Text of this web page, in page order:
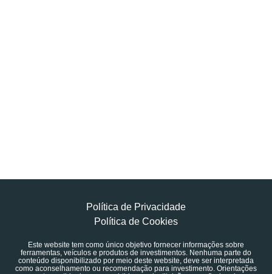
Política de Privacidade
Política de Cookies
Este website tem como único objetivo fornecer informações sobre
ferramentas, veículos e produtos de investimentos. Nenhuma parte do
conteúdo disponibilizado por meio deste website, deve ser interpretada
como aconselhamento ou recomendação para investimento. Orientações